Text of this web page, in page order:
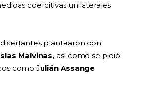
coercitivas unilaterales
plantearon con
Malvinas, así como se pidió
como Julián Assange